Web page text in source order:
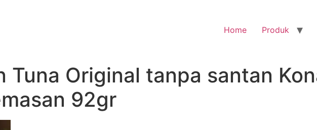
Home Produk
Tuna Original tanpa santan
92gr